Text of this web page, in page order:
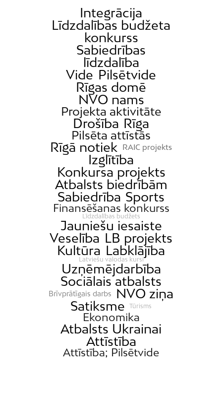
Integrācija
Līdzdalības budžeta
konkurss
Sabiedrības
līdzdalība
Vide Pilsētvide
Rīgas domē
NVO nams
Projekta aktivitāte
Drošība Rīga
Pilsēta attīstās
Rīgā notiek RAIC projekts
Izglītība
Konkursa projekts
Atbalsts biedrībām
Sabiedrība Sports
Finansēšanas konkurss
Līdzdalības budžets
Jauniešu iesaiste
Veselība LB projekts
Kultūra Labklājība
Latviešu valodas kursi
Uzņēmējdarbība
Sociālais atbalsts
Brīvprātīgais darbs
NVO ziņa
Satiksme
Tūrisms
Ekonomika
Atbalsts Ukrainai
Attīstība
Attīstība; Pilsētvide